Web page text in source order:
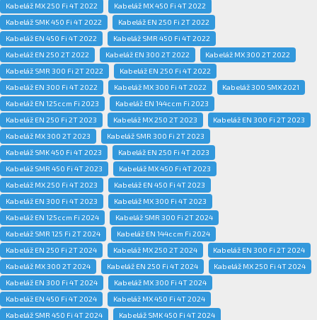
Kabeláž MX 250 Fi 4T 2022
Kabeláž MX 450 Fi 4T 2022
Kabeláž SMK 450 Fi 4T 2022
Kabeláž EN 250 Fi 2T 2022
Kabeláž EN 450 Fi 4T 2022
Kabeláž SMR 450 Fi 4T 2022
Kabeláž EN 250 2T 2022
Kabeláž EN 300 2T 2022
Kabeláž MX 300 2T 2022
Kabeláž SMR 300 Fi 2T 2022
Kabeláž EN 250 Fi 4T 2022
Kabeláž EN 300 Fi 4T 2022
Kabeláž MX 300 Fi 4T 2022
Kabeláž 300 SMX 2021
Kabeláž EN 125ccm Fi 2023
Kabeláž EN 144ccm Fi 2023
Kabeláž EN 250 Fi 2T 2023
Kabeláž MX 250 2T 2023
Kabeláž EN 300 Fi 2T 2023
Kabeláž MX 300 2T 2023
Kabeláž SMR 300 Fi 2T 2023
Kabeláž SMK 450 Fi 4T 2023
Kabeláž EN 250 Fi 4T 2023
Kabeláž SMR 450 Fi 4T 2023
Kabeláž MX 450 Fi 4T 2023
Kabeláž MX 250 Fi 4T 2023
Kabeláž EN 450 Fi 4T 2023
Kabeláž EN 300 Fi 4T 2023
Kabeláž MX 300 Fi 4T 2023
Kabeláž EN 125ccm Fi 2024
Kabeláž SMR 300 Fi 2T 2024
Kabeláž SMR 125 Fi 2T 2024
Kabeláž EN 144ccm Fi 2024
Kabeláž EN 250 Fi 2T 2024
Kabeláž MX 250 2T 2024
Kabeláž EN 300 Fi 2T 2024
Kabeláž MX 300 2T 2024
Kabeláž EN 250 Fi 4T 2024
Kabeláž MX 250 Fi 4T 2024
Kabeláž EN 300 Fi 4T 2024
Kabeláž MX 300 Fi 4T 2024
Kabeláž EN 450 Fi 4T 2024
Kabeláž MX 450 Fi 4T 2024
Kabeláž SMR 450 Fi 4T 2024
Kabeláž SMK 450 Fi 4T 2024